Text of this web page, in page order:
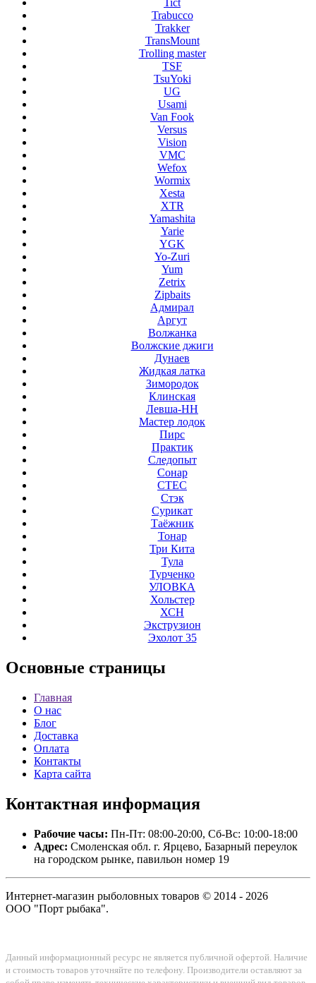
Tict
Trabucco
Trakker
TransMount
Trolling master
TSF
TsuYoki
UG
Usami
Van Fook
Versus
Vision
VMC
Wefox
Wormix
Xesta
XTR
Yamashita
Yarie
YGK
Yo-Zuri
Yum
Zetrix
Zipbaits
Адмирал
Аргут
Волжанка
Волжские джиги
Дунаев
Жидкая латка
Зимородок
Клинская
Левша-НН
Мастер лодок
Пирс
Практик
Следопыт
Сонар
СТЕС
Стэк
Сурикат
Таёжник
Тонар
Три Кита
Тула
Турченко
УЛОВКА
Хольстер
ХСН
Экструзион
Эхолот 35
Основные страницы
Главная
О нас
Блог
Доставка
Оплата
Контакты
Карта сайта
Контактная информация
Рабочие часы: Пн-Пт: 08:00-20:00, Сб-Вс: 10:00-18:00
Адрес: Смоленская обл. г. Ярцево, Базарный переулок
на городском рынке, павильон номер 19
Интернет-магазин рыболовных товаров © 2014 - 2026
ООО "Порт рыбака".
Данный информационный ресурс не является публичной офертой. Наличие
и стоимость товаров уточняйте по телефону. Производители оставляют за